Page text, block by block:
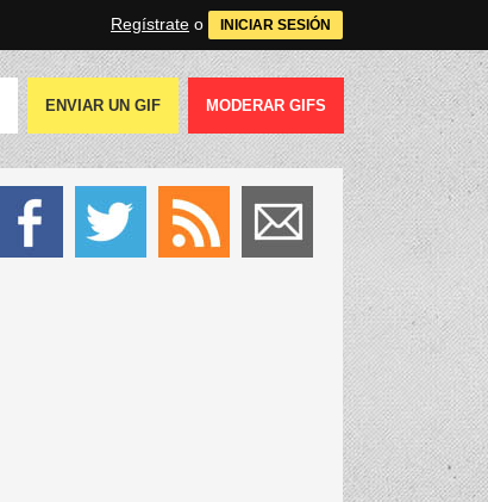
Regístrate o INICIAR SESIÓN
ENVIAR UN GIF MODERAR GIFS